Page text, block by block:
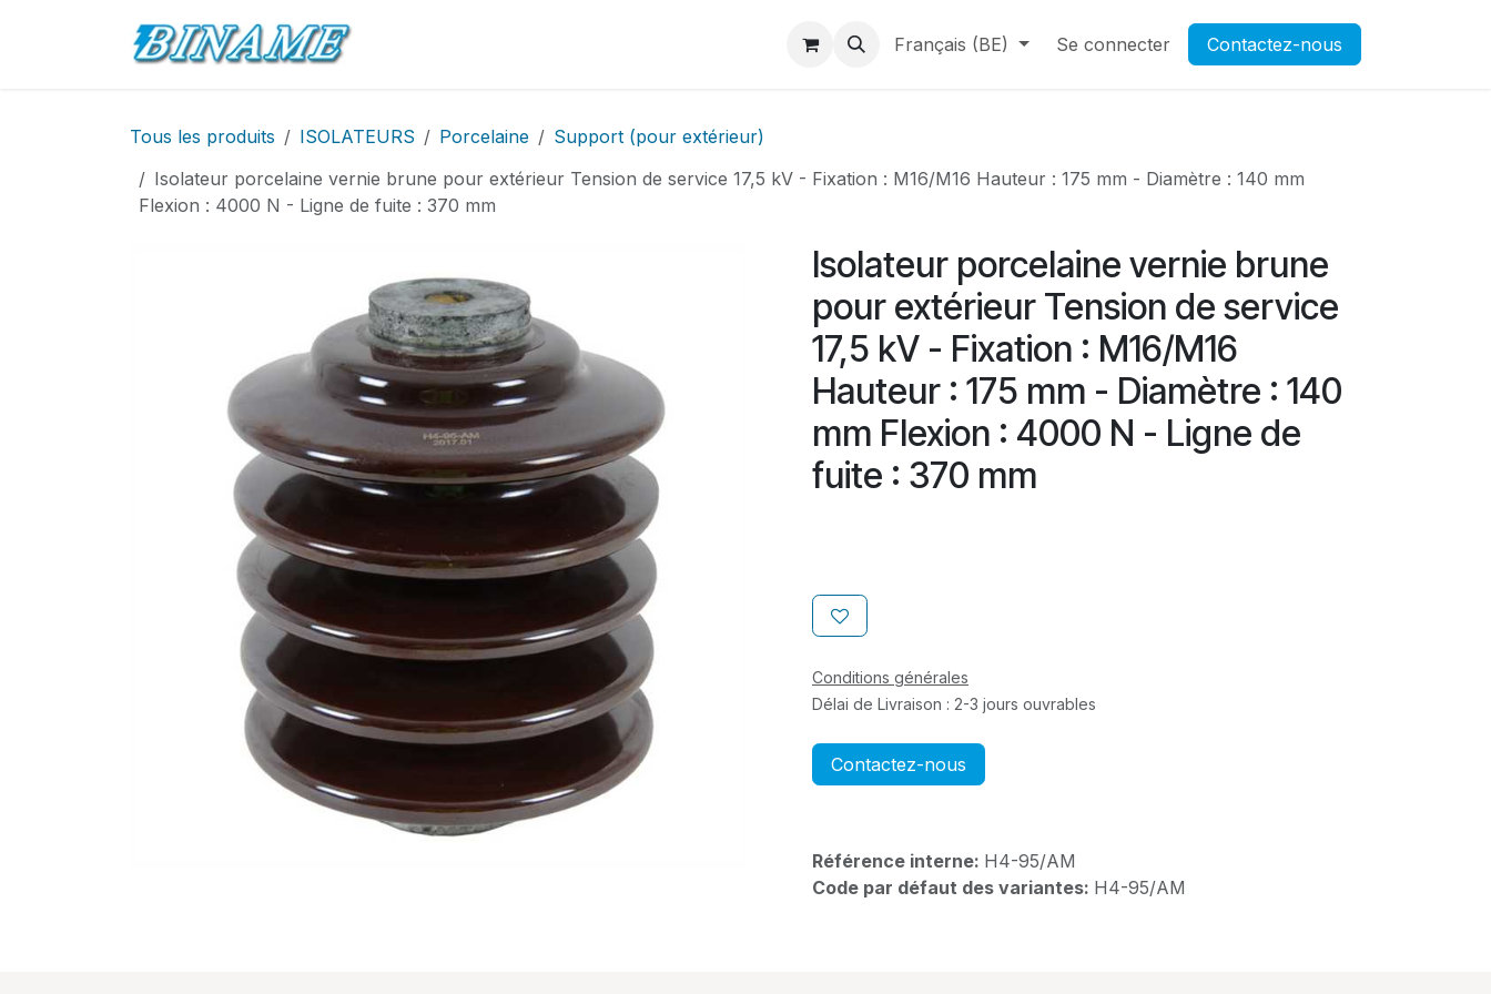
À propos de BINAME Contactez-nous Rendez-vous Ouverture d'un compte
Français (BE) Se connecter Contactez-nous
Tous les produits ISOLATEURS Porcelaine
Support (pour extérieur)
Isolateur porcelaine vernie brune pour extérieur Tension de service 17,5 kV - Fixation : M16/M16 Hauteur : 175 mm - Diamètre : 140 mm
Flexion : 4000 N - Ligne de fuite : 370 mm
Isolateur porcelaine vernie brune
pour extérieur Tension de service
17,5 kV - Fixation : M16/M16
Hauteur : 175 mm - Diamètre : 140
mm Flexion : 4000 N - Ligne de
fuite : 370 mm
Conditions générales
Délai de Livraison : 2-3 jours ouvrables
Contactez-nous
Référence interne: H4-95/AM
Code par défaut des variantes: H4-95/AM